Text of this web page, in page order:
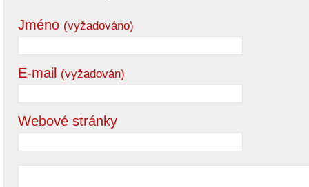
Jméno (vyžadováno)
E-mail (vyžadován)
Webové stránky